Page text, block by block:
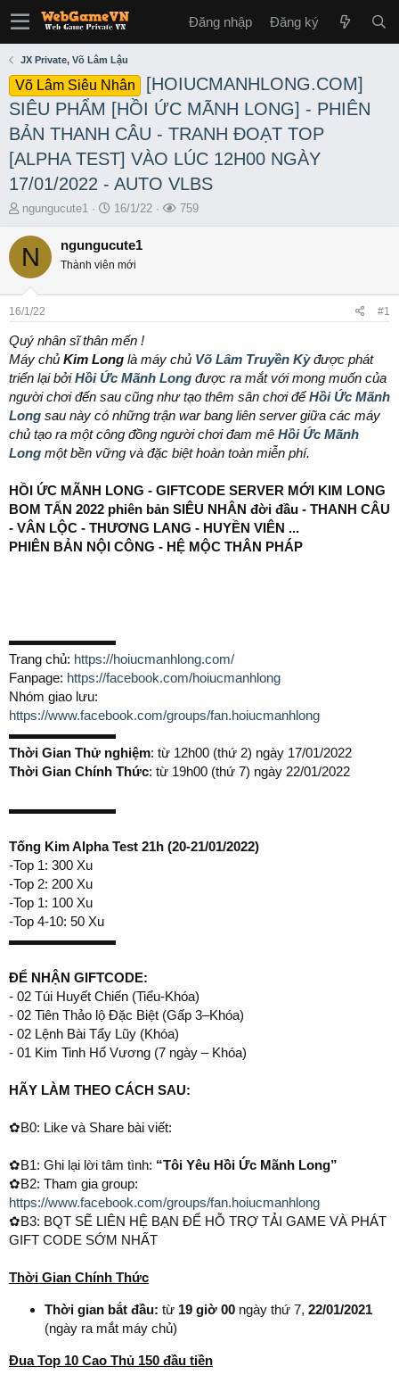
Đăng nhập Đăng ký
JX Private, Võ Lâm Lậu
Võ Lâm Siêu Nhân
[HOIUCMANHLONG.COM]
SIÊU PHẨM [HỒI ỨC MÃNH LONG] - PHIÊN
BẢN THANH CÂU - TRANH ĐOẠT TOP
[ALPHA TEST] VÀO LÚC 12H00 NGÀY
17/01/2022 - AUTO VLBS
T
r
e
s
a
r
t
e
r
ngungucute1
S
a
t
e
16/1/22
L
759
N ngungucute1
Thành viên mới
16/1/22 #1
Quý nhân sĩ thân mến !
Máy chủ Kim Long là máy chủ Võ Lâm Truyền Kỳđược phát
triển lại bởiHồi Ức Mãnh Long được ra mắt với mong muốn của
người chơi đến sau cũng như tạo thêm sân chơi đểHồi Ức Mãnh
Long sau này có những trận war bang liên server giữa các máy
chủ tạo ra một công đồng người chơi đam mê Hồi Ức Mãnh
Long một bền vững và đặc biệt hoàn toàn miễn phí.
HỒI ỨC MÃNH LONG - GIFTCODE SERVER MỚI KIM LONG
BOM TẤN 2022 phiên bản SIÊU NHÂN đời đầu - THANH CÂU
- VÂN LỘC - THƯƠNG LANG - HUYỀN VIÊN ...
PHIÊN BẢN NỘI CÔNG - HỆ MỘC THÂN PHÁP
▬▬▬▬▬▬▬▬
Trang chủ: https://hoiucmanhlong.com/
Fanpage: https://facebook.com/hoiucmanhlong
Nhóm giao lưu:
https://www.facebook.com/groups/fan.hoiucmanhlong
▬▬▬▬▬▬▬▬
Thời Gian Thử nghiệm: từ 12h00 (thứ 2) ngày 17/01/2022
Thời Gian Chính Thức: từ 19h00 (thứ 7) ngày 22/01/2022
▬▬▬▬▬▬▬▬
Tống Kim Alpha Test 21h (20-21/01/2022)
-Top 1: 300 Xu
-Top 2: 200 Xu
-Top 1: 100 Xu
-Top 4-10: 50 Xu
▬▬▬▬▬▬▬▬
ĐỂ NHẬN GIFTCODE:
- 02 Túi Huyết Chiến (Tiểu-Khóa)
- 02 Tiên Thảo lộ Đặc Biệt (Gấp 3–Khóa)
- 02 Lệnh Bài Tẩy Lũy (Khóa)
- 01 Kim Tinh Hổ Vương (7 ngày – Khóa)
HÃY LÀM THEO CÁCH SAU:
✿B0: Like và Share bài viết:
✿B1: Ghi lại lời tâm tình: “Tôi Yêu Hồi Ức Mãnh Long”
✿B2: Tham gia group:
https://www.facebook.com/groups/fan.hoiucmanhlong
✿B3: BQT SẼ LIÊN HỆ BẠN ĐỂ HỖ TRỢ TẢI GAME VÀ PHÁT
GIFT CODE SỚM NHẤT
Thời Gian Chính Thức
Thời gian bắt đầu: từ 19 giờ 00 ngày thứ 7, 22/01/2021
(ngày ra mắt máy chủ)
Đua Top 10 Cao Thủ 150 đầu tiền